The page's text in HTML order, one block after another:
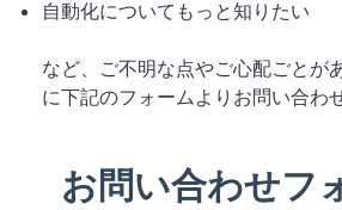
自動化についてもっと知りたい
など、ご不明な点やご心配ごとが
に下記のフォームよりお問い合わ